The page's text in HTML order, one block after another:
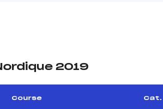
2019
Course Cat.